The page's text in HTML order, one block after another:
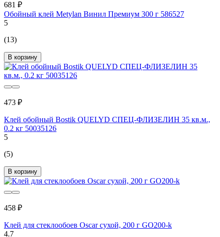
681 ₽
Обойный клей Metylan Винил Премиум 300 г 586527
5
(13)
В корзину
473 ₽
Клей обойный Bostik QUELYD СПЕЦ-ФЛИЗЕЛИН 35 кв.м.,
0.2 кг 50035126
5
(5)
В корзину
458 ₽
Клей для стеклообоев Oscar сухой, 200 г GO200-k
4.7